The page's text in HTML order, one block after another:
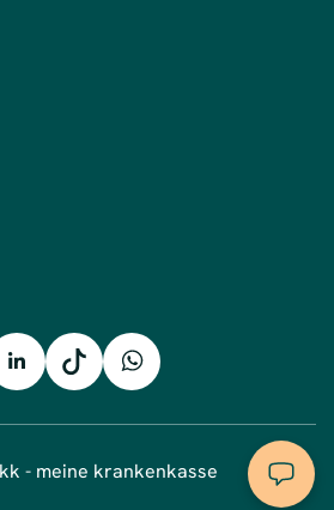
YouTube
mkk auf LinkedIn
mkk auf TikTokmkk auf WhatsApp
- meine krankenkasse